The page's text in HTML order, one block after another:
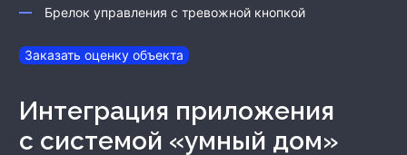
Брелок управления с тревожной кнопкой
Заказать оценку объекта
Интеграция приложения
с системой «умный дом»